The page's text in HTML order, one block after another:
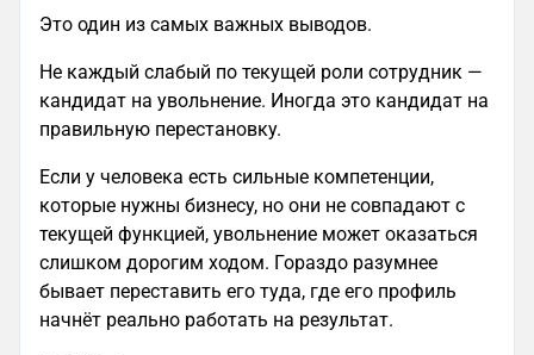
Это один из самых важных выводов.
Не каждый слабый по текущей роли сотрудник —
кандидат на увольнение. Иногда это кандидат на
правильную перестановку.
Если у человека есть сильные компетенции,
которые нужны бизнесу, но они не совпадают с
текущей функцией, увольнение может оказаться
слишком дорогим ходом. Гораздо разумнее
бывает переставить его туда, где его профиль
начнёт реально работать на результат.